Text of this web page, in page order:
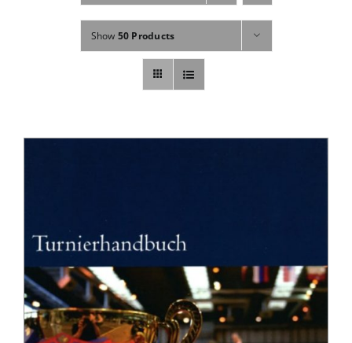
Fachbücher
Poster, Karten, Medien
Show 50 Products